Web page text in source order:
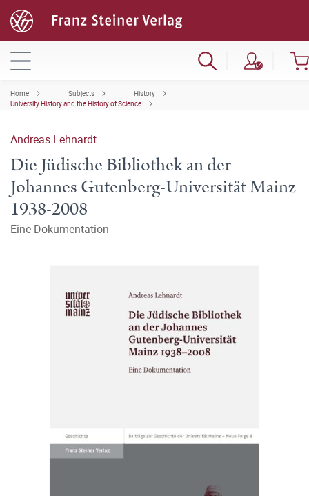
Home Subjects
History
University History and the History of Science
Andreas Lehnardt
Die Jüdische Bibliothek an der
Johannes Gutenberg-Universität Mainz
1938-2008
Eine Dokumentation